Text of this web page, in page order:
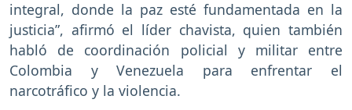
integral, donde la paz esté fundamentada en la
justicia”, afirmó el líder chavista, quien también
habló de coordinación policial y militar entre
Colombia y Venezuela para enfrentar el
narcotráfico y la violencia.